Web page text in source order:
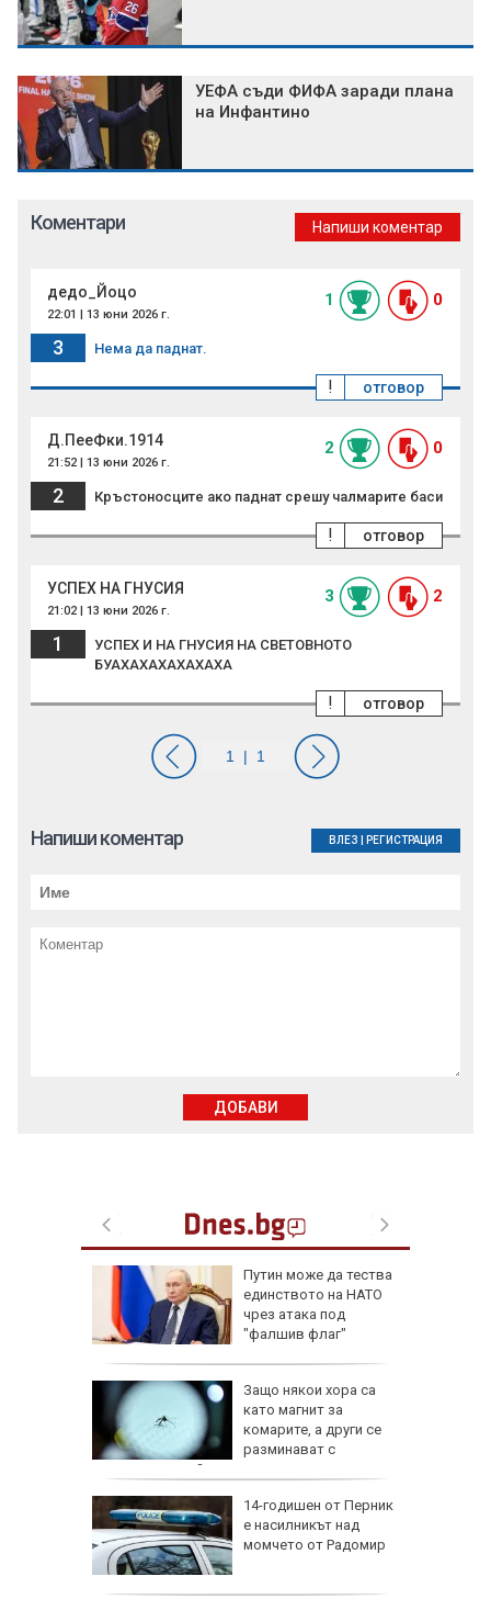
УЕФА съди ФИФА заради плана
на Инфантино
Путин може да тества
единството на НАТО
чрез атака под
"фалшив флаг"
Защо някои хора са
като магнит за
комарите, а други се
разминават с
ухапванията им?
14-годишен от Перник
е насилникът над
момчето от Радомир
Коментари Напиши коментар
дедо_Йоцо
22:01 | 13 юни 2026 г.
1 0
3 Нема да паднат.
отговор
!
Д.ПееФки.1914
21:52 | 13 юни 2026 г.
2 0
2 Кръстоносците ако паднат срешу чалмарите баси
отговор
!
УСПЕХ НА ГНУСИЯ
21:02 | 13 юни 2026 г.
3 2
1
УСПЕХ И НА ГНУСИЯ НА СВЕТОВНОТО
БУАХАХАХАХАХАХА
отговор
!
Напиши коментар ВЛЕЗ РЕГИСТРАЦИЯ
ДОБАВИ